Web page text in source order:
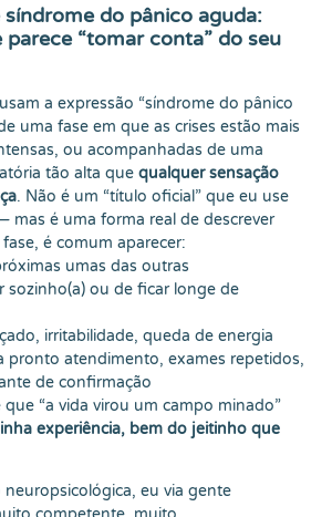
síndrome do pânico aguda:
parece “tomar conta” do seu
a expressão “síndrome do pânico
uma fase em que as crises estão mais
ou acompanhadas de uma
tão alta que qualquer sensação
. Não é um “título oficial” que eu use
mas é uma forma real de descrever
é comum aparecer:
umas das outras
sozinho(a) ou de ficar longe de
irritabilidade, queda de energia
pronto atendimento, exames repetidos,
de confirmação
que “a vida virou um campo minado”
experiência, bem do jeitinho que
neuropsicológica, eu via gente